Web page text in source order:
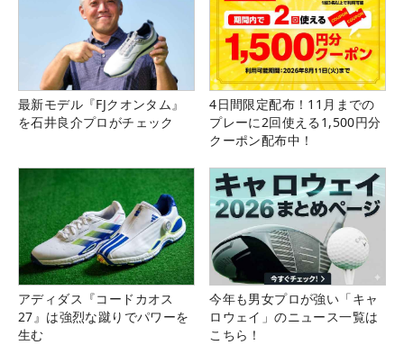
最新モデル『FJクオンタム』
を石井良介プロがチェック
4日間限定配布！11月までの
プレーに2回使える1,500円分
クーポン配布中！
アディダス『コードカオス
27』は強烈な蹴りでパワーを
生む
今年も男女プロが強い「キャ
ロウェイ」のニュース一覧は
こちら！